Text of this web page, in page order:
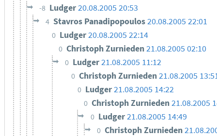
-8 Ludger20.08.2005 20:53
4 Stavros Panadipopoulos20.08.2005 22:01
0 Ludger20.08.2005 22:14
0 Christoph Zurnieden21.08.2005 02:10
0 Ludger21.08.2005 11:12
0 Christoph Zurnieden21.08.2005
0 Ludger21.08.2005 14:22
0 Christoph Zurnieden21.08.2005
0 Ludger21.08.2005 14:49
0 Christoph Zurnieden